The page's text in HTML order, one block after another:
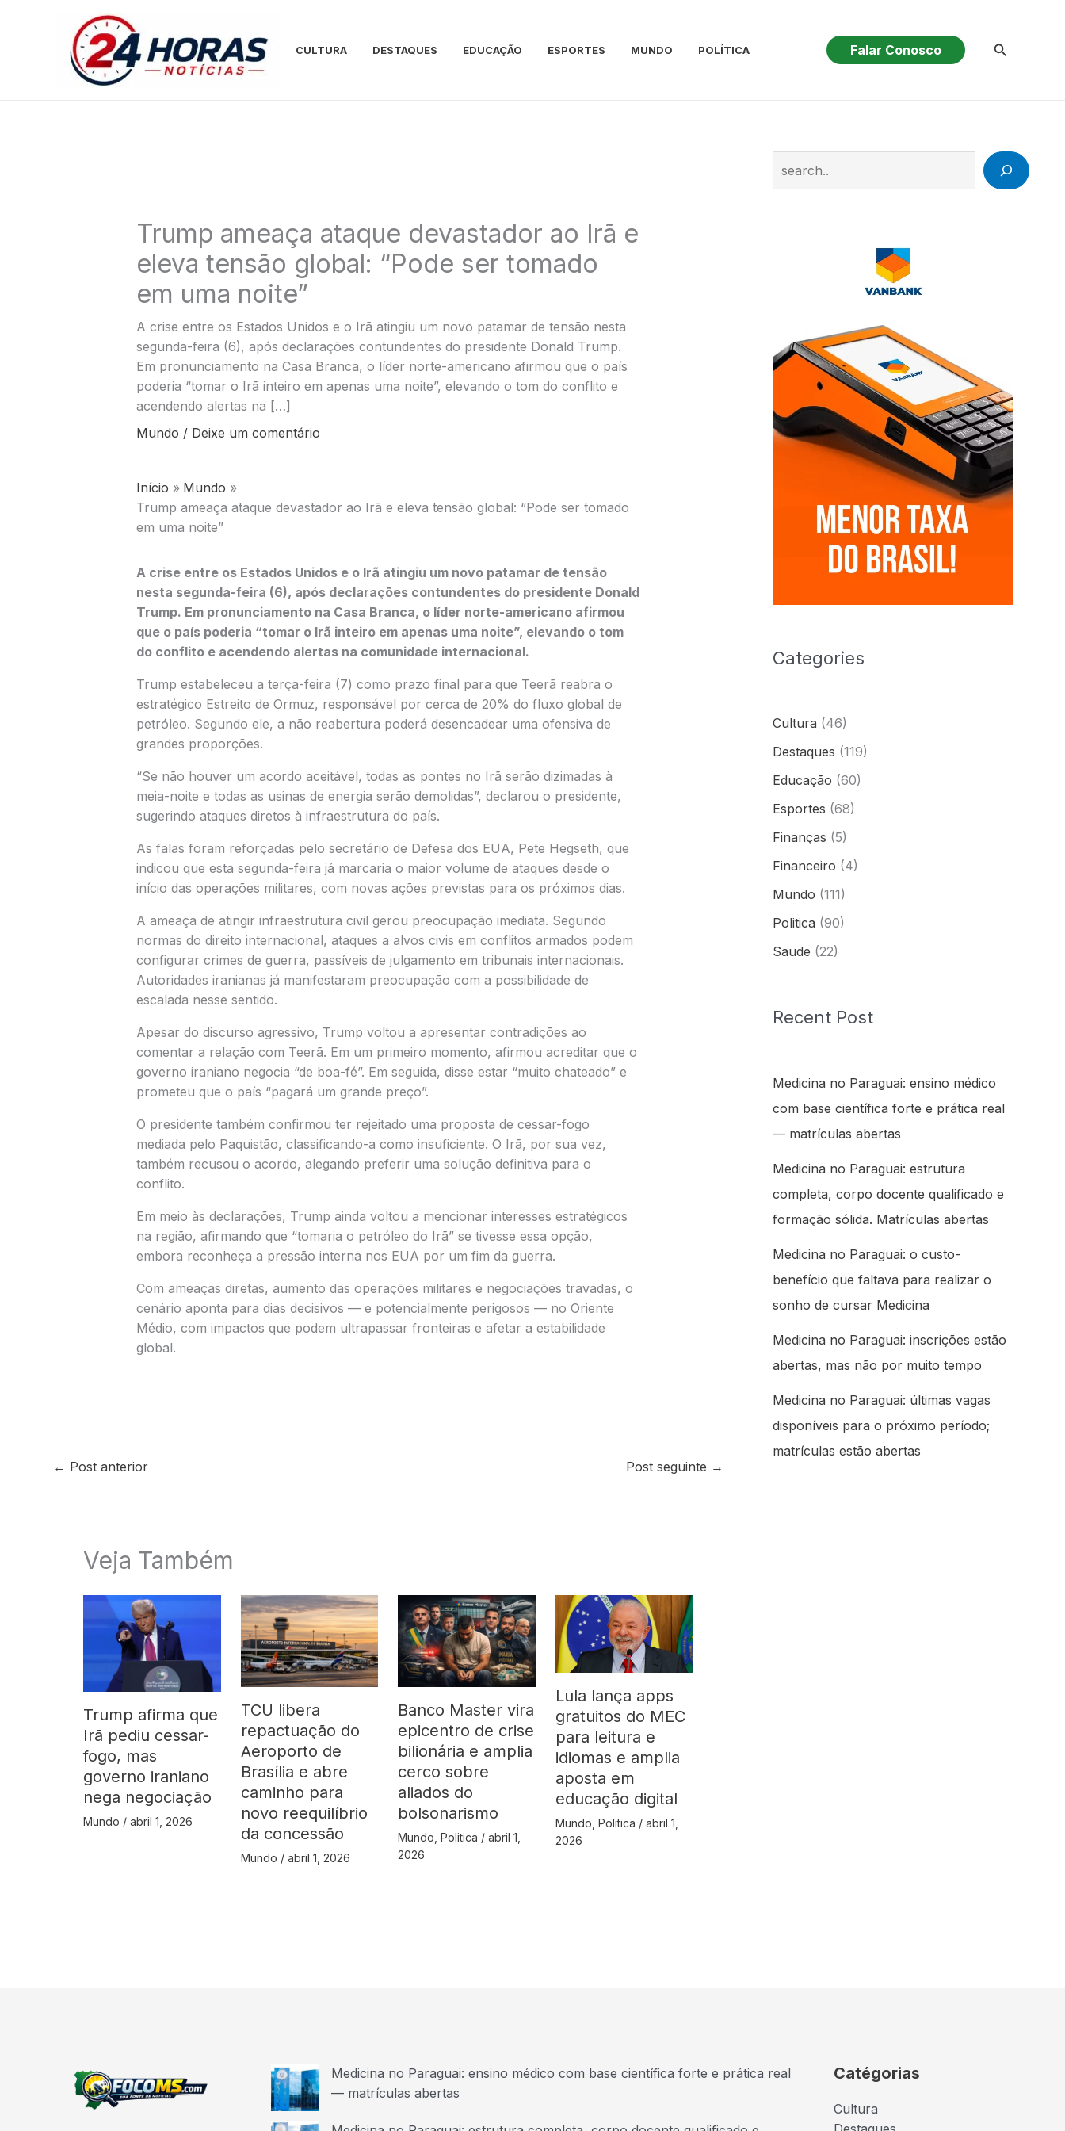
CULTURA DESTAQUES EDUCAÇÃO ESPORTES MUNDO POLÍTICA Falar Conosco Pesquisar
Trump ameaça ataque devastador ao Irã e
eleva tensão global: “Pode ser tomado
em uma noite”
A crise entre os Estados Unidos e o Irã atingiu um novo patamar de tensão nesta
segunda-feira (6), após declarações contundentes do presidente Donald Trump.
Em pronunciamento na Casa Branca, o líder norte-americano afirmou que o país
poderia “tomar o Irã inteiro em apenas uma noite”, elevando o tom do conflito e
acendendo alertas na […]
Mundo / Deixe um comentário
Início
Mundo
Trump ameaça ataque devastador ao Irã e eleva tensão global: “Pode ser tomado
em uma noite”
A crise entre os Estados Unidos e o Irã atingiu um novo patamar de tensão
nesta segunda-feira (6), após declarações contundentes do presidente Donald
Trump. Em pronunciamento na Casa Branca, o líder norte-americano afirmou
que o país poderia “tomar o Irã inteiro em apenas uma noite”, elevando o tom
do conflito e acendendo alertas na comunidade internacional.
Trump estabeleceu a terça-feira (7) como prazo final para que Teerã reabra o
estratégico Estreito de Ormuz, responsável por cerca de 20% do fluxo global de
petróleo. Segundo ele, a não reabertura poderá desencadear uma ofensiva de
grandes proporções.
“Se não houver um acordo aceitável, todas as pontes no Irã serão dizimadas à
meia-noite e todas as usinas de energia serão demolidas”, declarou o presidente,
sugerindo ataques diretos à infraestrutura do país.
As falas foram reforçadas pelo secretário de Defesa dos EUA, Pete Hegseth, que
indicou que esta segunda-feira já marcaria o maior volume de ataques desde o
início das operações militares, com novas ações previstas para os próximos dias.
A ameaça de atingir infraestrutura civil gerou preocupação imediata. Segundo
normas do direito internacional, ataques a alvos civis em conflitos armados podem
configurar crimes de guerra, passíveis de julgamento em tribunais internacionais.
Autoridades iranianas já manifestaram preocupação com a possibilidade de
escalada nesse sentido.
Apesar do discurso agressivo, Trump voltou a apresentar contradições ao
comentar a relação com Teerã. Em um primeiro momento, afirmou acreditar que o
governo iraniano negocia “de boa-fé”. Em seguida, disse estar “muito chateado” e
prometeu que o país “pagará um grande preço”.
O presidente também confirmou ter rejeitado uma proposta de cessar-fogo
mediada pelo Paquistão, classificando-a como insuficiente. O Irã, por sua vez,
também recusou o acordo, alegando preferir uma solução definitiva para o
conflito.
Em meio às declarações, Trump ainda voltou a mencionar interesses estratégicos
na região, afirmando que “tomaria o petróleo do Irã” se tivesse essa opção,
embora reconheça a pressão interna nos EUA por um fim da guerra.
Com ameaças diretas, aumento das operações militares e negociações travadas, o
cenário aponta para dias decisivos — e potencialmente perigosos — no Oriente
Médio, com impactos que podem ultrapassar fronteiras e afetar a estabilidade
global.
← Post anterior Post seguinte →
Veja Também
Trump afirma que
Irã pediu cessar-
fogo, mas
governo iraniano
nega negociação
Mundo / abril 1, 2026
TCU libera
repactuação do
Aeroporto de
Brasília e abre
caminho para
novo reequilíbrio
da concessão
Mundo / abril 1, 2026
Banco Master vira
epicentro de crise
bilionária e amplia
cerco sobre
aliados do
bolsonarismo
Mundo ,Politica /abril 1,
2026
Lula lança apps
gratuitos do MEC
para leitura e
idiomas e amplia
aposta em
educação digital
Mundo ,Politica /abril 1,
2026
Categories
Cultura (46)
Destaques (119)
Educação (60)
Esportes (68)
Finanças (5)
Financeiro (4)
Mundo (111)
Politica (90)
Saude (22)
Recent Post
Medicina no Paraguai: ensino médico
com base científica forte e prática real
— matrículas abertas
Medicina no Paraguai: estrutura
completa, corpo docente qualificado e
formação sólida. Matrículas abertas
Medicina no Paraguai: o custo-
benefício que faltava para realizar o
sonho de cursar Medicina
Medicina no Paraguai: inscrições estão
abertas, mas não por muito tempo
Medicina no Paraguai: últimas vagas
disponíveis para o próximo período;
matrículas estão abertas
Medicina no Paraguai: ensino médico com base científica forte e prática real
— matrículas abertas
Catégorias
Cultura